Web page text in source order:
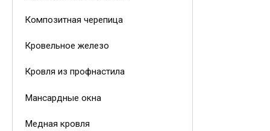
Композитная черепица
Кровельное железо
Кровля из профнастила
Мансардные окна
Медная кровля